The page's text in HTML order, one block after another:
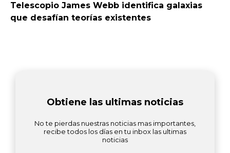
Telescopio James Webb identifica galaxias
que desafían teorías existentes
Obtiene las ultimas noticias
No te pierdas nuestras noticias mas importantes,
recibe todos los días en tu inbox las ultimas
noticias